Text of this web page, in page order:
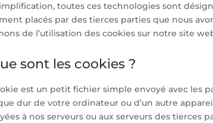
toutes ces technologies sont
placés par des tierces parties que nous
de l’utilisation des cookies sur notre site
sont les cookies ?
est un petit fichier simple envoyé avec les
dur de votre ordinateur ou d’un autre
à nos serveurs ou aux serveurs des tierces